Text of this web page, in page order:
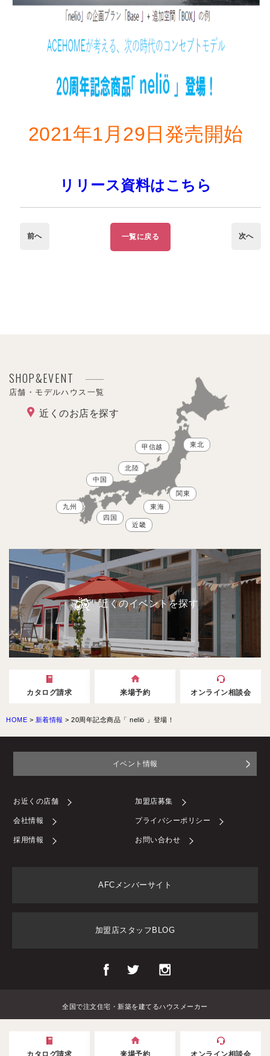
2021年1月29日発売開始
リリース資料はこちら
前へ 一覧に戻る 次へ
SHOP&EVENT
店舗・モデルハウス一覧
近くのお店を探す
東北
甲信越
北陸
関東
東海
近畿
中国
四国
九州
近くのイベントを探す
カタログ請求 来場予約 オンライン相談会
HOME > 新着情報 > 20周年記念商品「 neliö 」登場！
イベント情報
お近くの店舗 加盟店募集
会社情報 プライバシーポリシー
採用情報 お問い合わせ
AFCメンバーサイト
加盟店スタッフBLOG
全国で注文住宅・新築を建てるハウスメーカー
カタログ請求 来場予約 オンライン相談会